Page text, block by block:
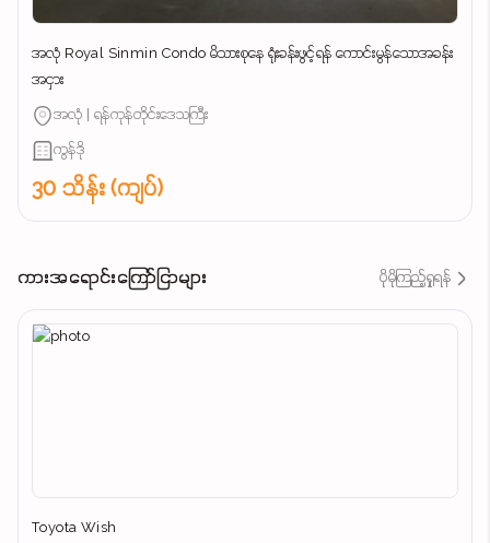
အလုံ Royal Sinmin Condo မိသားစုနေ ရုံးခန်းဖွင့်ရန် ကောင်းမွန်သောအခန်း
အငှား
အလုံ | ရန်ကုန်တိုင်းဒေသကြီး
ကွန်ဒို
30 သိန်း (ကျပ်)
ကားအရောင်းကြော်ငြာများ ပိုမိုကြည့်ရှုရန်
Toyota Wish